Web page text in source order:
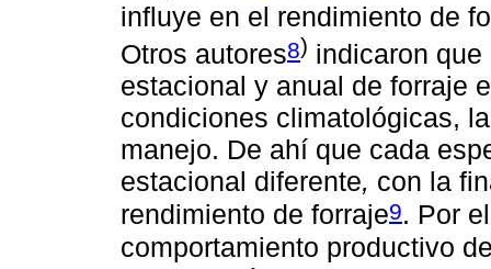
influye en el rendimiento de
Otros autores8) indicaron
estacional y anual de forraje
condiciones climatológicas,
manejo. De ahí que cada
estacional diferente, con la
rendimiento de forraje9. Por
comportamiento productivo